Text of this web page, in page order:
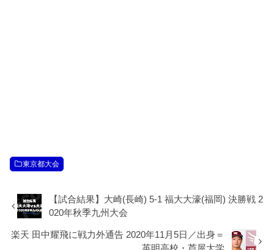
東京都大会
【試合結果】大崎(長崎) 5-1 福大大濠(福岡) 決勝戦 2
020年秋季九州大会
楽天 田中耀飛に戦力外通告 2020年11月5日／出身＝
英明高校・芦屋大学